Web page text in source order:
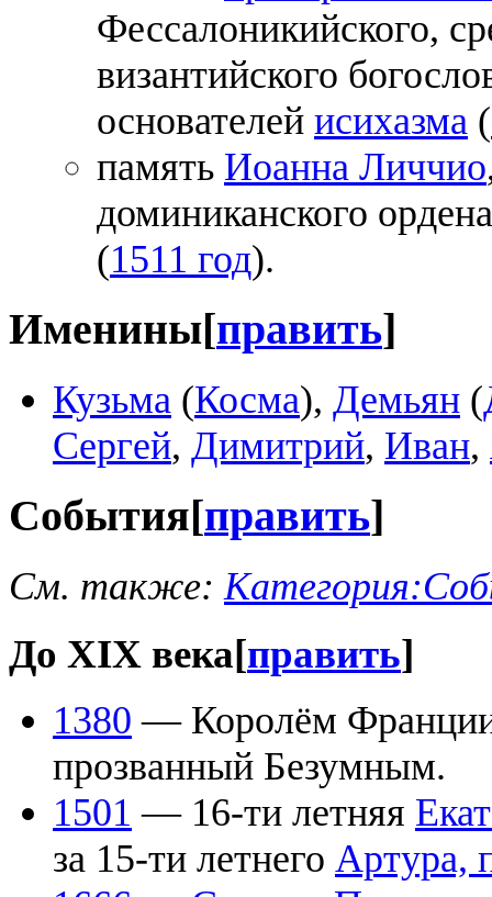
Фессалоникийского,
византийского
основателей исихазма (
память Иоанна Личчио
доминиканского
(1511 год).
Именины[править]
Кузьма (Косма), Демьян (
Сергей, Димитрий, Иван,
События[править]
См. также:
До XIX века[править]
1380 — Королём
прозванный Безумным.
1501 — 16-ти летняя
за 15-ти летнего Артура,